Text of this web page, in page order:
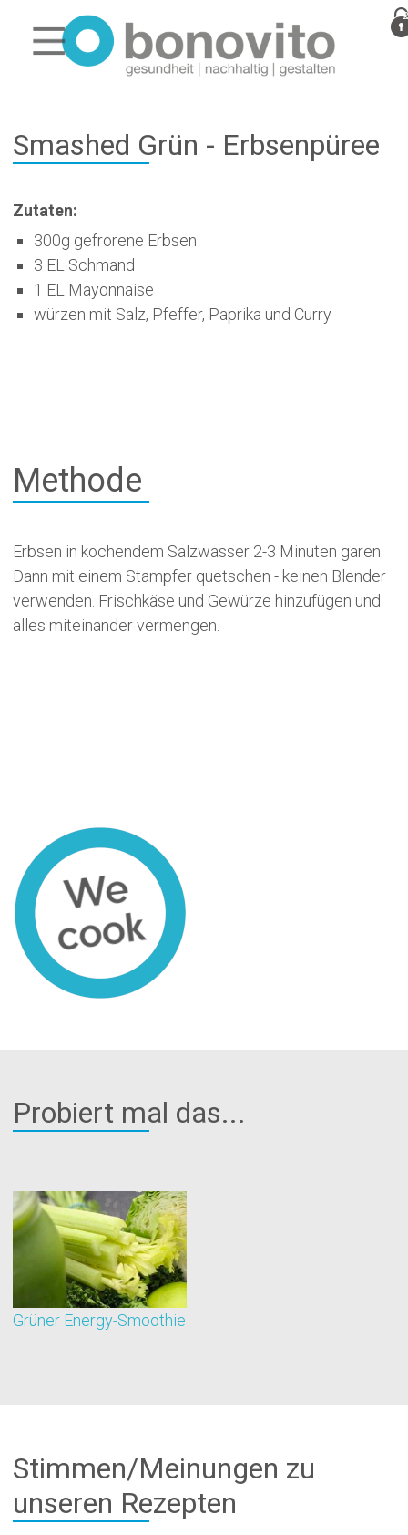
Smashed Grün - Erbsenpüree
Zutaten:
300g gefrorene Erbsen
3 EL Schmand
1 EL Mayonnaise
würzen mit Salz, Pfeffer, Paprika und Curry
Methode
Erbsen in kochendem Salzwasser 2-3 Minuten garen.
Dann mit einem Stampfer quetschen - keinen Blender
verwenden. Frischkäse und Gewürze hinzufügen und
alles miteinander vermengen.
Probiert mal das...
Grüner Energy-Smoothie
Stimmen/Meinungen zu
unseren Rezepten